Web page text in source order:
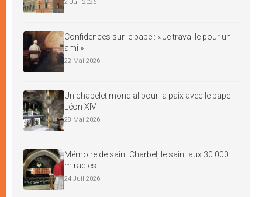
2 Juil 2026
Confidences sur le pape : « Je travaille pour un
ami »
22 Mai 2026
Un chapelet mondial pour la paix avec le pape
Léon XIV
28 Mai 2026
Mémoire de saint Charbel, le saint aux 30 000
miracles
24 Juil 2026